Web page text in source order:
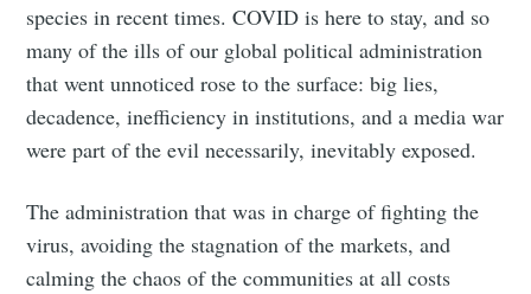
species in recent times. COVID is here to stay, and so
many of the ills of our global political administration
that went unnoticed rose to the surface: big lies,
decadence, inefficiency in institutions, and a media war
were part of the evil necessarily, inevitably exposed.
The administration that was in charge of fighting the
virus, avoiding the stagnation of the markets, and
calming the chaos of the communities at all costs